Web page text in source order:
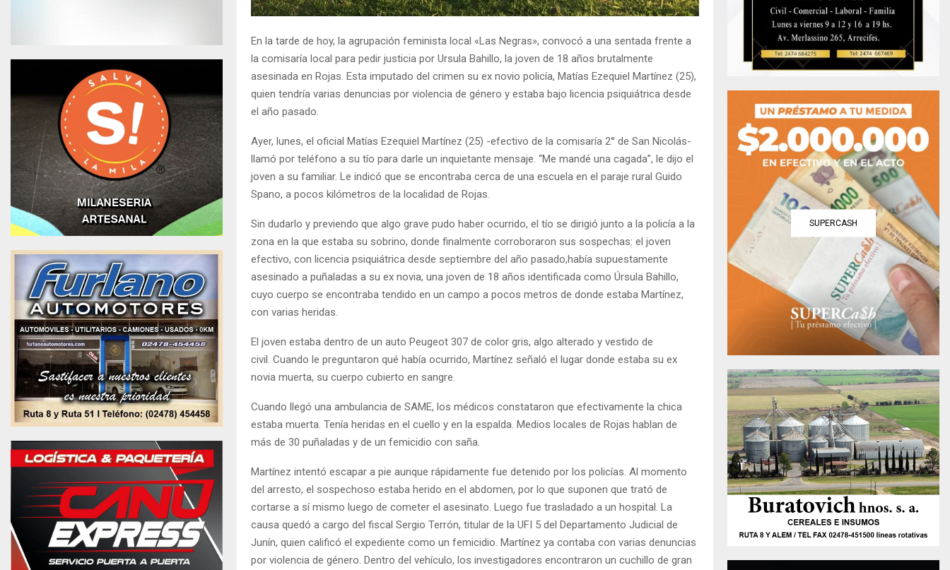
En la tarde de hoy, la agrupación feminista local «Las Negras», convocó a una sentada frente a
la comisaría local para pedir justicia por Ursula Bahillo, la joven de 18 años brutalmente
asesinada en Rojas. Esta imputado del crimen su ex novio policía, Matías Ezequiel Martínez (25),
quien tendría varias denuncias por violencia de género y estaba bajo licencia psiquiátrica desde
el año pasado.
Ayer, lunes, el oficial Matías Ezequiel Martínez (25) -efectivo de la comisaría 2° de San Nicolás-
llamó por teléfono a su tío para darle un inquietante mensaje. “Me mandé una cagada”, le dijo el
joven a su familiar. Le indicó que se encontraba cerca de una escuela en el paraje rural Guido
Spano, a pocos kilómetros de la localidad de Rojas.
Sin dudarlo y previendo que algo grave pudo haber ocurrido, el tío se dirigió junto a la policía a la
zona en la que estaba su sobrino, donde finalmente corroboraron sus sospechas: el joven
efectivo, con licencia psiquiátrica desde septiembre del año pasado,había supuestamente
asesinado a puñaladas a su ex novia, una joven de 18 años identificada como Úrsula Bahillo,
cuyo cuerpo se encontraba tendido en un campo a pocos metros de donde estaba Martínez,
con varias heridas.
El joven estaba dentro de un auto Peugeot 307 de color gris, algo alterado y vestido de
civil. Cuando le preguntaron qué había ocurrido, Martínez señaló el lugar donde estaba su ex
novia muerta, su cuerpo cubierto en sangre.
Cuando llegó una ambulancia de SAME, los médicos constataron que efectivamente la chica
estaba muerta. Tenía heridas en el cuello y en la espalda. Medios locales de Rojas hablan de
más de 30 puñaladas y de un femicidio con saña.
Martínez intentó escapar a pie aunque rápidamente fue detenido por los policías. Al momento
del arresto, el sospechoso estaba herido en el abdomen, por lo que suponen que trató de
cortarse a sí mismo luego de cometer el asesinato. Luego fue trasladado a un hospital. La
causa quedó a cargo del fiscal Sergio Terrón, titular de la UFI 5 del Departamento Judicial de
Junín, quien calificó el expediente como un femicidio. Martínez ya contaba con varias denuncias
por violencia de género. Dentro del vehículo, los investigadores encontraron un cuchillo de gran
SUPERCASH